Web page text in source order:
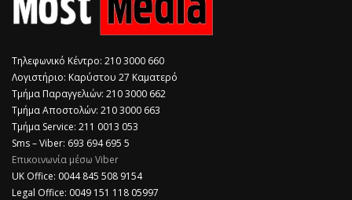
Τηλεφωνικό Κέντρο: 210 3000 660
Λογιστήριο: Καρύστου 27 Καματερό
Τμήμα Παραγγελιών: 210 3000 662
Τμήμα Αποστολών: 210 3000 663
Τμήμα Service: 211 0013 053
Sms – Viber: 693 694 695 5
Επικοινωνία μέσω Viber
​UK Office: 0044 845 508 9154
Legal Office: 0049 151 118 05997